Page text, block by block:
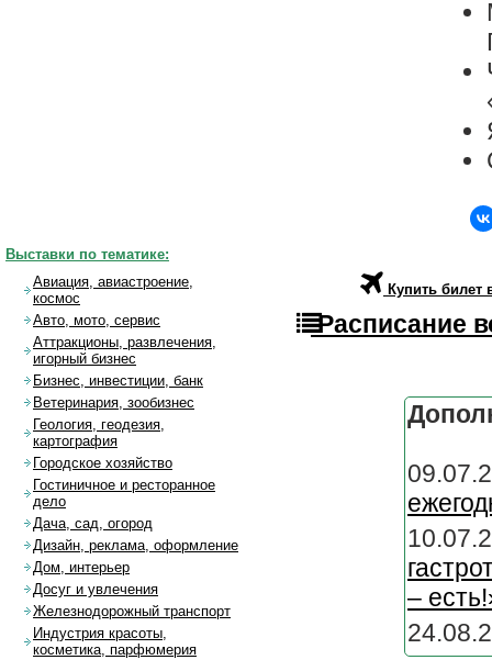
Купить билет
Расписание
–
Выставки по тематике:
Авиация, авиастроение,
космос
Авто, мото, сервис
Аттракционы, развлечения,
игорный бизнес
Бизнес, инвестиции, банк
Ветеринария, зообизнес
Геология, геодезия,
картография
Городское хозяйство
Гостиничное и ресторанное
дело
Дача, сад, огород
Дизайн, реклама, оформление
Дом, интерьер
Досуг и увлечения
Железнодорожный транспорт
Индустрия красоты,
косметика, парфюмерия